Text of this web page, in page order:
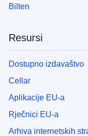
Bilten
Resursi
Dostupno izdavaštvo
Cellar
Aplikacije EU-a
Rječnici EU-a
Arhiva internetskih